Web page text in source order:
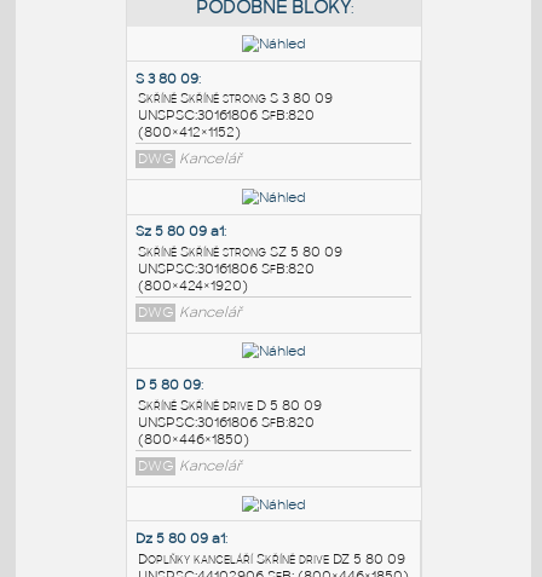
PODOBNÉ BLOKY
S 3 80 09:
Skříně Skříně strong S 3 80 09
UNSPSC:30161806 SfB:820
(800×412×1152)
DWG Kancelář
Sz 5 80 09 a1:
Skříně Skříně strong SZ 5 80 09
UNSPSC:30161806 SfB:820
(800×424×1920)
DWG Kancelář